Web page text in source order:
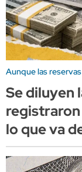
Aunque las
Se diluyen
registraron
lo que va